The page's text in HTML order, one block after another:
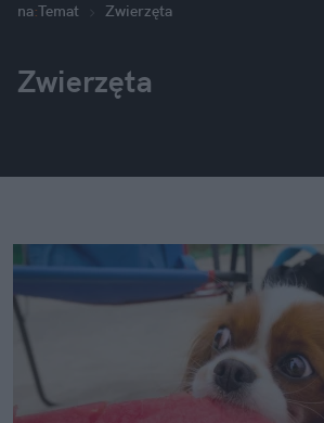
na:Temat Zwierzęta
Zwierzęta